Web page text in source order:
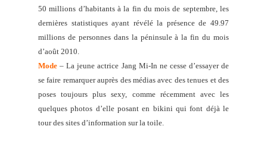
50 millions d’habitants à la fin du mois de septembre, les
dernières statistiques ayant révélé la présence de 49.97
millions de personnes dans la péninsule à la fin du mois
d’août 2010.
Mode – La jeune actrice Jang Mi-In ne cesse d’essayer de
se faire remarquer auprès des médias avec des tenues et des
poses toujours plus sexy, comme récemment avec les
quelques photos d’elle posant en bikini qui font déjà le
tour des sites d’information sur la toile.